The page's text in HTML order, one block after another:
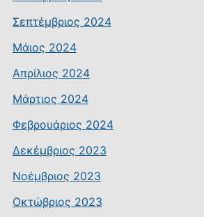
Σεπτέμβριος 2024
Μάιος 2024
Απρίλιος 2024
Μάρτιος 2024
Φεβρουάριος 2024
Δεκέμβριος 2023
Νοέμβριος 2023
Οκτώβριος 2023